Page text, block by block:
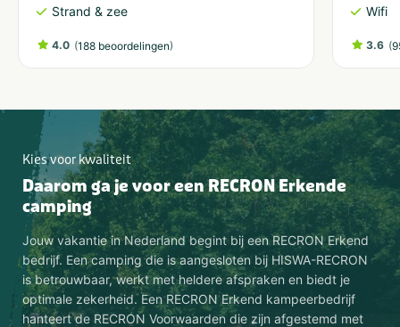
Strand & zee
4.0 (188 beoordelingen)
Wifi
3.6 (
Kies voor kwaliteit
Daarom ga je voor een RECRON Erkende
camping
Jouw vakantie in Nederland begint bij een RECRON Erkend
bedrijf. Een camping die is aangesloten bij HISWA-RECRON
is betrouwbaar, werkt met heldere afspraken en biedt je
optimale zekerheid. Een RECRON Erkend kampeerbedrijf
hanteert de RECRON Voorwaarden die zijn afgestemd met